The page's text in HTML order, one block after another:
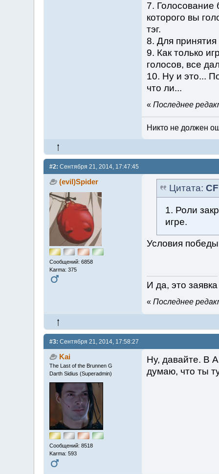
7. Голосование
которого вы
тэг.
8. Для
9. Как только
голосов, все
10. Ну и это...
что ли...
« Последнее
Никто не должен
#2: Сентября 21, 2014, 17:47:45
(evil)Spider
Сообщений: 6858
Karma: 375
Цитата:
1. Роли
игре.
Условия
И да, это
« Последнее
#3: Сентября 21, 2014, 17:58:27
Kai
The Last of the Brunnen G
Darth Sidius (Superadmin)
Сообщений: 8518
Karma: 593
Ну, давайте. В
думаю, что ты